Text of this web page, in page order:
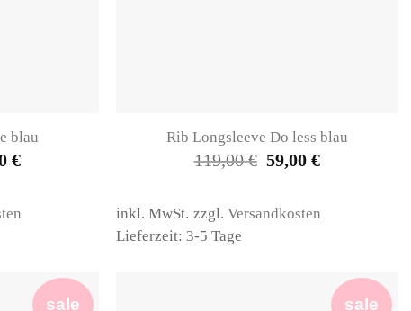
blau
€
€Aktueller
Rib Longsleeve Do less blau
119,00€ Ursprünglicher
Preis
119,00 €
59,00 €Aktueller
inkl. MwSt. zzgl.Versandkosten
Lieferzeit: 3-5 Tage
sale sale